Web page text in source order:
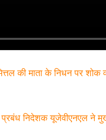
की माता के निधन पर शोक
प्रबंध निदेशक यूजेवीएनएल ने